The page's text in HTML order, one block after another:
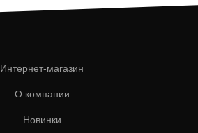
Интернет-магазин
О компании
Новинки